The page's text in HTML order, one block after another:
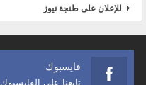
للإعلان على طنجة نيوز
فايسبوك
تابعنا على الفايسبوك